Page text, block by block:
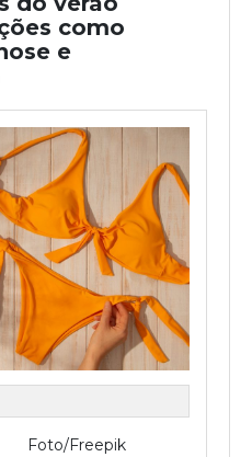
como
e
Foto/Freepik